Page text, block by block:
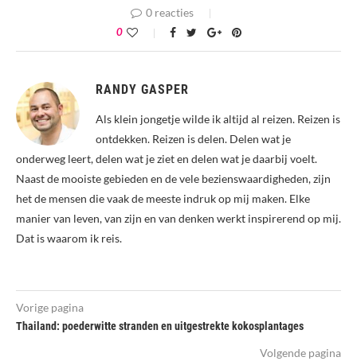
0 reacties
0
RANDY GASPER
Als klein jongetje wilde ik altijd al reizen. Reizen is
ontdekken. Reizen is delen. Delen wat je
onderweg leert, delen wat je ziet en delen wat je daarbij voelt.
Naast de mooiste gebieden en de vele bezienswaardigheden, zijn
het de mensen die vaak de meeste indruk op mij maken. Elke
manier van leven, van zijn en van denken werkt inspirerend op mij.
Dat is waarom ik reis.
Vorige pagina
Thailand: poederwitte stranden en uitgestrekte kokosplantages
Volgende pagina